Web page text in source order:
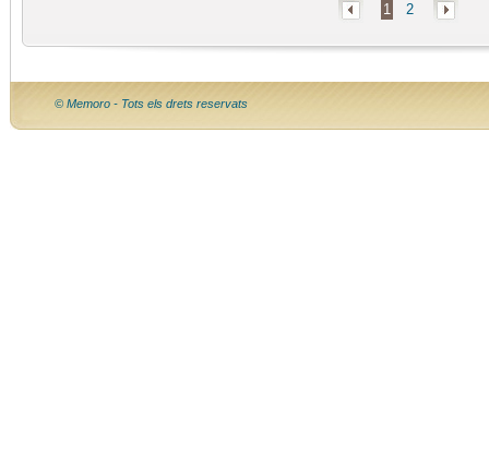
1 2
© Memoro - Tots els drets reservats